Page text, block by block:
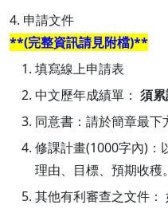
4. 申請文件
**(完整資訊請見附檔)**
填寫線上申請表
中文歷年成績單： 須
同意書：請於簡章最下
修課計畫(1000字內)：
理由、目標、預期收穫。
其他有利審查之文件：